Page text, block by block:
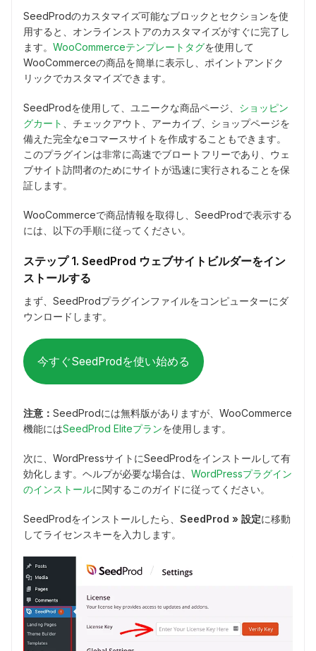
SeedProdのカスタマイズ可能なブロックとセクションを使
用すると、オンラインストアのカスタマイズがすぐに完了し
ます。 WooCommerceテンプレートタグを使用して
WooCommerceの商品を簡単に表示し、ポイントアンドク
リックでカスタマイズできます。
SeedProdを使用して、ユニークな商品ページ、 ショッピン
グカート
、チェックアウト、アーカイブ、ショップページを
備えた完全なeコマースサイトを作成することもできます。
このプラグインは非常に高速でブロートフリーであり、ウェ
ブサイト訪問者のためにサイトが迅速に実行されることを保
証します。
WooCommerceで商品情報を取得し、SeedProdで表示する
には、以下の手順に従ってください。
ステップ 1. SeedProd ウェブサイトビルダーをイン
ストールする
まず、SeedProdプラグインファイルをコンピューターにダ
ウンロードします。
今すぐSeedProdを使い始める
注意： SeedProdには無料版がありますが、WooCommerce
機能にはSeedProd Eliteプランを使用します。
次に、WordPressサイトにSeedProdをインストールして有
効化します。ヘルプが必要な場合は、 WordPressプラグイン
のインストールに関するこのガイドに従ってください。
SeedProdをインストールしたら、 SeedProd » 設定に移動
してライセンスキーを入力します。